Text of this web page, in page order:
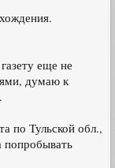
еще не
думаю к
по Тульской обл.,